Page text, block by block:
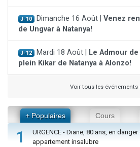
J-10 Dimanche 16 Août | Venez
de Ungvar à Natanya!
J-12 Mardi 18 Août |
Le Admour
plein Kikar de Natanya à Alonzo!
Voir tous les événements
+ Populaires Cours
1
URGENCE - Diane, 80 ans, en
appartement insalubre